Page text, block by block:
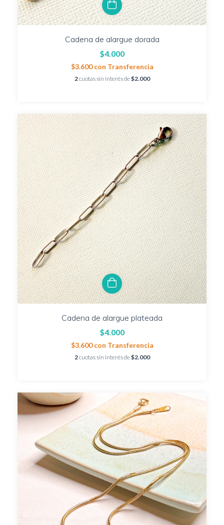
Cadena de alargue dorada
$4.000
$3.600con Transferencia
2cuotas sin interés de$2.000
Cadena de alargue plateada
$4.000
$3.600con Transferencia
2cuotas sin interés de$2.000